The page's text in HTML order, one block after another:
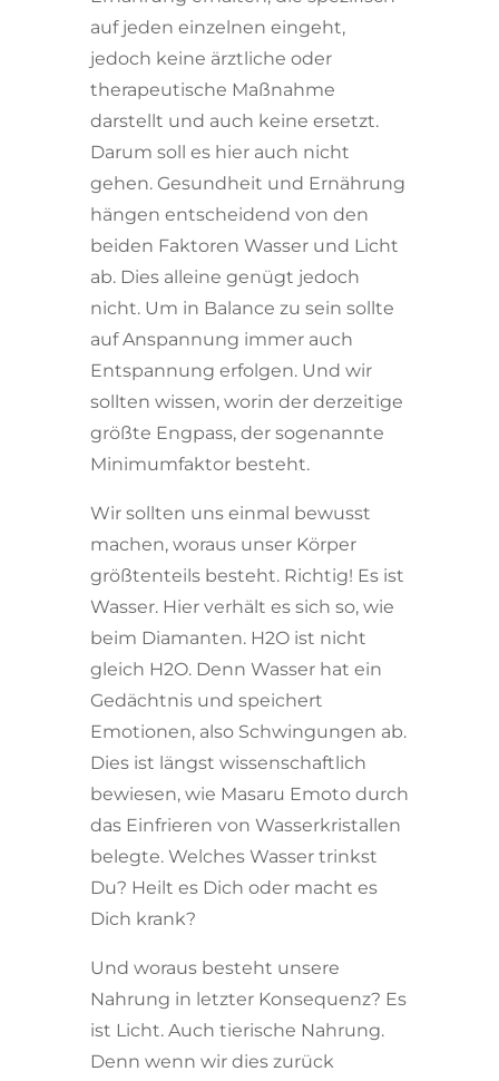
auf jeden einzelnen eingeht,
jedoch keine ärztliche oder
therapeutische Maßnahme
darstellt und auch keine ersetzt.
Darum soll es hier auch nicht
gehen. Gesundheit und Ernährung
hängen entscheidend von den
beiden Faktoren Wasser und Licht
ab. Dies alleine genügt jedoch
nicht. Um in Balance zu sein sollte
auf Anspannung immer auch
Entspannung erfolgen. Und wir
sollten wissen, worin der derzeitige
größte Engpass, der sogenannte
Minimumfaktor besteht.
Wir sollten uns einmal bewusst
machen, woraus unser Körper
größtenteils besteht. Richtig! Es ist
Wasser. Hier verhält es sich so, wie
beim Diamanten. H2O ist nicht
gleich H2O. Denn Wasser hat ein
Gedächtnis und speichert
Emotionen, also Schwingungen ab.
Dies ist längst wissenschaftlich
bewiesen, wie Masaru Emoto durch
das Einfrieren von Wasserkristallen
belegte. Welches Wasser trinkst
Du? Heilt es Dich oder macht es
Dich krank?
Und woraus besteht unsere
Nahrung in letzter Konsequenz? Es
ist Licht. Auch tierische Nahrung.
Denn wenn wir dies zurück